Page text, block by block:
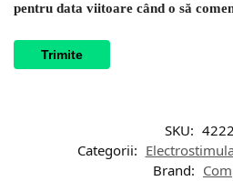
pentru data viitoare când o să
SKU:
Categorii:
Brand: